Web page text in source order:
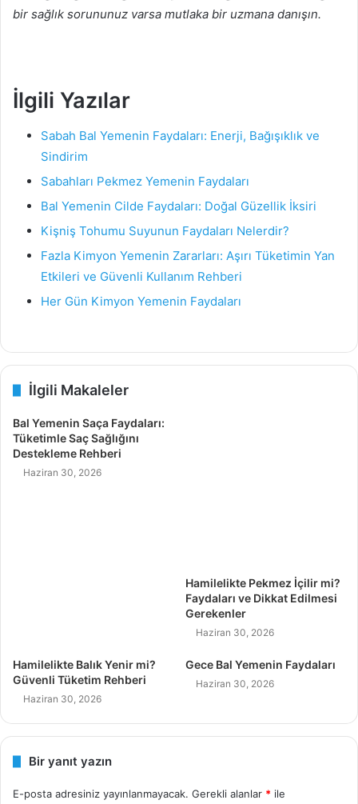
bir sağlık sorununuz varsa mutlaka bir uzmana danışın.
İlgili Yazılar
Sabah Bal Yemenin Faydaları: Enerji, Bağışıklık ve
Sindirim
Sabahları Pekmez Yemenin Faydaları
Bal Yemenin Cilde Faydaları: Doğal Güzellik İksiri
Kişniş Tohumu Suyunun Faydaları Nelerdir?
Fazla Kimyon Yemenin Zararları: Aşırı Tüketimin Yan
Etkileri ve Güvenli Kullanım Rehberi
Her Gün Kimyon Yemenin Faydaları
İlgili Makaleler
Bal Yemenin Saça Faydaları:
Tüketimle Saç Sağlığını
Destekleme Rehberi
Haziran 30, 2026
Hamilelikte Pekmez İçilir mi?
Faydaları ve Dikkat Edilmesi
Gerekenler
Haziran 30, 2026
Hamilelikte Balık Yenir mi?
Güvenli Tüketim Rehberi
Haziran 30, 2026
Gece Bal Yemenin Faydaları
Haziran 30, 2026
Bir yanıt yazın
E-posta adresiniz yayınlanmayacak. Gerekli alanlar * ile